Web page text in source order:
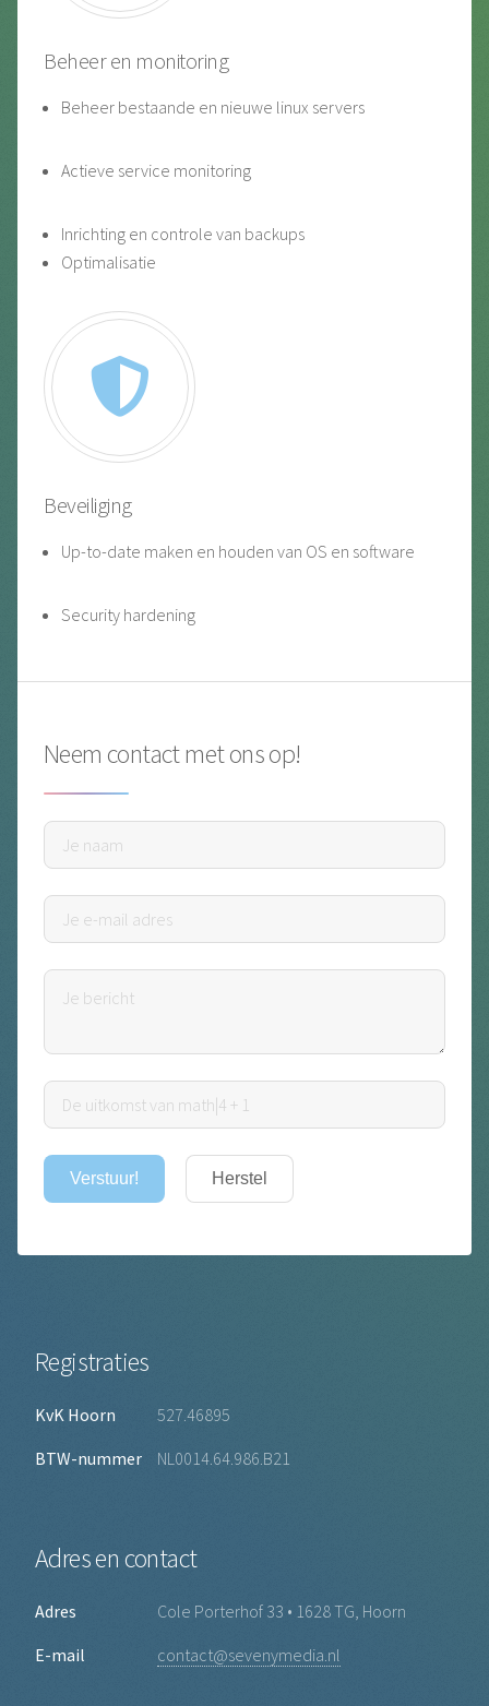
Beheer en monitoring
Beheer bestaande en nieuwe linux servers
Actieve service monitoring
Inrichting en controle van backups
Optimalisatie
Beveiliging
Up-to-date maken en houden van OS en software
Security hardening
Neem contact met ons op!
Verstuur! Herstel
Registraties
KvK Hoorn
527.46895
BTW-nummer
NL0014.64.986.B21
Adres en contact
Adres
Cole Porterhof 33 • 1628 TG, Hoorn
E-mail
contact@sevenymedia.nl